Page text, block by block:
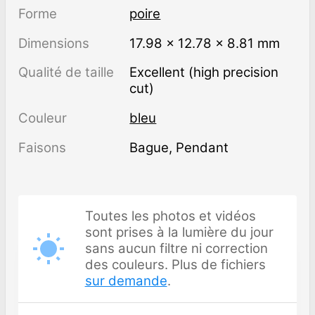
Forme
poire
Dimensions
17.98 × 12.78 × 8.81 mm
Qualité de taille
Excellent (high precision
cut)
Couleur
bleu
Faisons
Bague, Pendant
Toutes les photos et vidéos
sont prises à la lumière du jour
sans aucun filtre ni correction
des couleurs. Plus de fichiers
sur demande.